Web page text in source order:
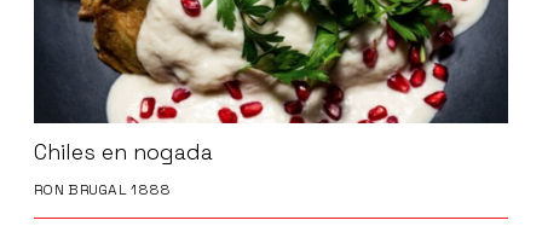
Chiles en nogada
RON BRUGAL 1888